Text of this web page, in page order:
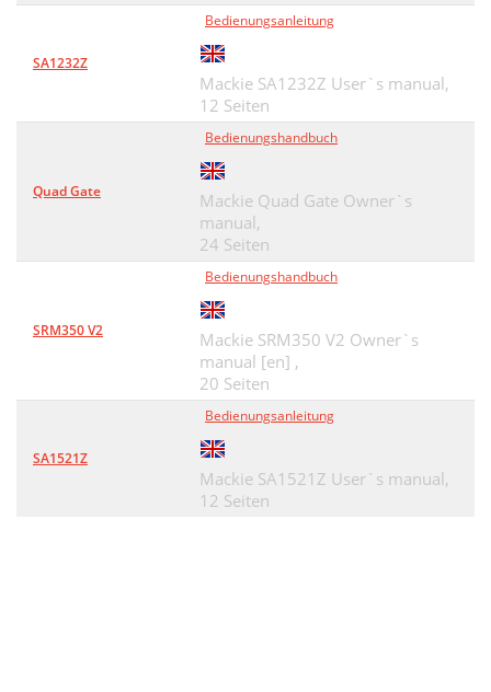
SA1232Z
Bedienungsanleitung
Mackie SA1232Z User`s manual,
12 Seiten
Quad Gate
Bedienungshandbuch
Mackie Quad Gate Owner`s
manual,
24 Seiten
SRM350 V2
Bedienungshandbuch
Mackie SRM350 V2 Owner`s
manual [en] ,
20 Seiten
SA1521Z
Bedienungsanleitung
Mackie SA1521Z User`s manual,
12 Seiten